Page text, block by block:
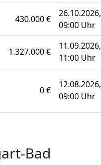
430.000 €
26.10.2026,
09:00 Uhr
1.327.000 €
11.09.2026,
11:00 Uhr
0 €
12.08.2026,
09:00 Uhr
Bad